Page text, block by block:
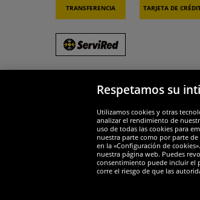
Transferencia Tarjeta de
Widerruf
Respetamos su
Utilizamos cookies y otras
analizar el rendimiento de
uso de todas las cookies para
nuestra parte como por parte
en la «Configuración de
nuestra página web. Puedes
consentimiento puede incluir el
corre el riesgo de que las